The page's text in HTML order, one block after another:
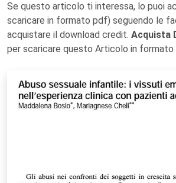
Se questo articolo ti interessa, lo puoi
scaricare in formato pdf) seguendo le
acquistare il download credit. Acquista
per scaricare questo Articolo in formato